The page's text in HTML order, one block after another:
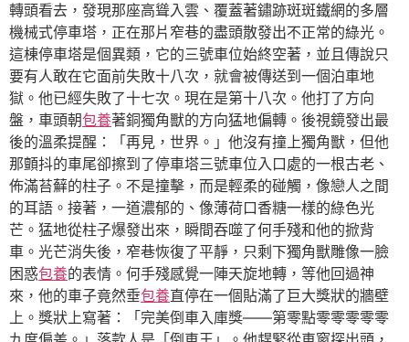
轉頭看去，發現那座高聳入雲、覆蓋著鏽跡斑斑鐵網的多層
機械式停車塔，正在那片窄巷的盡頭散發出不正常的綠光。
這棟停車塔是個異類，它的三號車位始終空著，並且傳說只
要有人敢在它面前失敗十八次，就會被傳送到一個泊車地
獄。他已經失敗了十七次。現在是第十八次。他打了方向
盤，車頭朝包養著銅獨角獸的方向猛地偏轉。後視鏡發出最
後的溫柔提醒：「再見，世界。」他沒有撞上獨角獸，但他
那顫抖的車尾卻擦到了停車塔三號車位入口處的一根古老、
佈滿苔蘚的柱子。不是撞擊，而是輕柔的碰觸，像戀人之間
的耳語。接著，一道濃郁的、像薄荷口香糖一樣的綠色光
芒。猛地從柱子爆發出來，瞬間吞噬了何手殘和他的掀背
車。光芒消失後，窄巷恢復了平靜，只剩下獨角獸雕像一臉
困惑包養的表情。何手殘感覺一陣天旋地轉，等他回過神
來，他的車子竟然垂包養直停在一個貼滿了巨大獎狀的牆壁
上。獎狀上寫著：「完美倒車入庫獎——第零點零零零零零